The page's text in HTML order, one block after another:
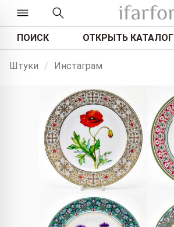
ПОИСК ОТКРЫТЬ КАТАЛОГ
Штуки / Инстаграм